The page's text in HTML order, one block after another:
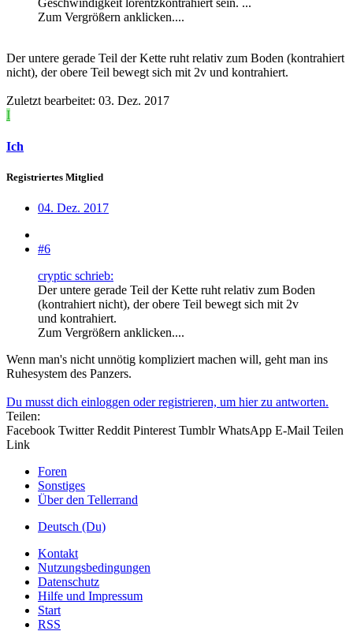
Geschwindigkeit lorentzkontrahiert sein. ...
Zum Vergrößern anklicken....
Der untere gerade Teil der Kette ruht relativ zum Boden (kontrahiert
nicht), der obere Teil bewegt sich mit 2v und kontrahiert.
Zuletzt bearbeitet: 03. Dez. 2017
I
Ich
Registriertes Mitglied
04. Dez. 2017
#6
cryptic schrieb:
Der untere gerade Teil der Kette ruht relativ zum Boden
(kontrahiert nicht), der obere Teil bewegt sich mit 2v
und kontrahiert.
Zum Vergrößern anklicken....
Wenn man's nicht unnötig kompliziert machen will, geht man ins
Ruhesystem des Panzers.
Du musst dich einloggen oder registrieren, um hier zu antworten.
Teilen:
Facebook Twitter Reddit Pinterest Tumblr WhatsApp E-Mail Teilen
Link
Foren
Sonstiges
Über den Tellerrand
Deutsch (Du)
Kontakt
Nutzungsbedingungen
Datenschutz
Hilfe und Impressum
Start
RSS